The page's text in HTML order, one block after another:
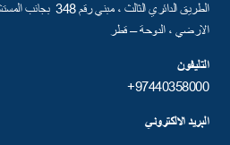
الارضي ، الدوحة – قطر
التليفون
97440358000+
البريد الالكتروني